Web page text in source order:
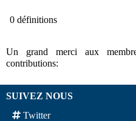
0 définitions
Un grand merci aux
contributions:
SUIVEZ NOUS
Twitter